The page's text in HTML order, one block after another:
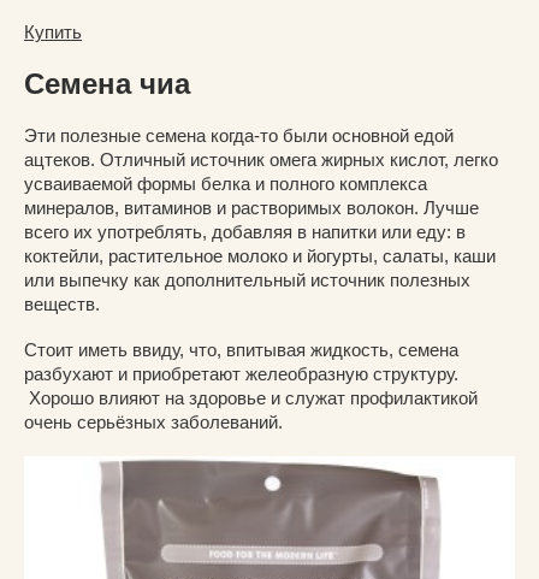
Купить
Семена чиа
Эти полезные семена когда-то были основной едой
ацтеков. Отличный источник омега жирных кислот, легко
усваиваемой формы белка и полного комплекса
минералов, витаминов и растворимых волокон. Лучше
всего их употреблять, добавляя в напитки или еду: в
коктейли, растительное молоко и йогурты, салаты, каши
или выпечку как дополнительный источник полезных
веществ.
Стоит иметь ввиду, что, впитывая жидкость, семена
разбухают и приобретают желеобразную структуру.
Хорошо влияют на здоровье и служат профилактикой
очень серьёзных заболеваний.